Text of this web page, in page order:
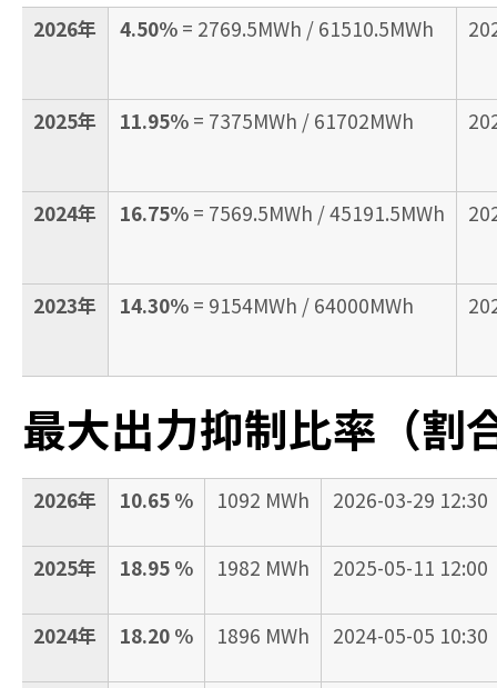
2026年 4.50% = 2769.5MWh / 61510.5MWh
2025年 11.95% = 7375MWh / 61702MWh
2024年 16.75% = 7569.5MWh / 45191.5MWh
2023年 14.30% = 9154MWh / 64000MWh
最大出力抑制比率（割
2026年 10.65 % 1092 MWh 2026-03-29 12:30
2025年 18.95 % 1982 MWh 2025-05-11 12:00
2024年 18.20 % 1896 MWh 2024-05-05 10:30